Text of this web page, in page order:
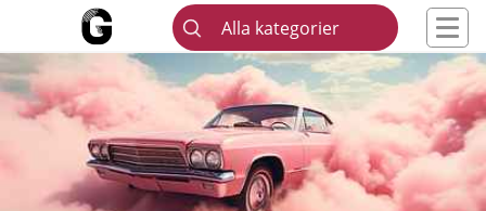
Alla kategorier